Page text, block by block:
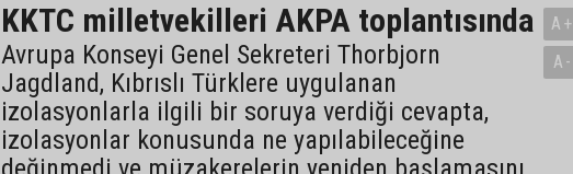
KKTC milletvekilleri AKPA toplantısında
Avrupa Konseyi Genel Sekreteri Thorbjorn
Jagdland, Kıbrıslı Türklere uygulanan
izolasyonlarla ilgili bir soruya verdiği cevapta,
izolasyonlar konusunda ne yapılabileceğine
A+
A-